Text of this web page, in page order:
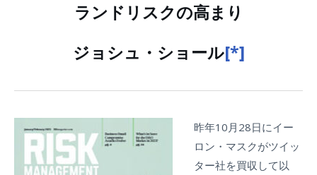
ランドリスクの高まり
ジョシュ・ショール[*]
昨年10月28日にイー
ロン・マスクがツイッ
ター社を買収して以